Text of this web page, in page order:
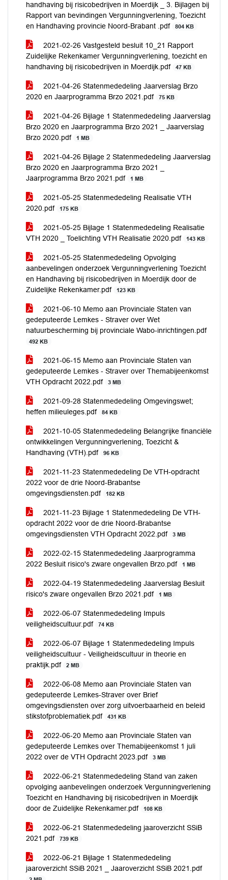
handhaving bij risicobedrijven in Moerdijk _ 3. Bijlagen bij
Rapport van bevindingen Vergunningverlening, Toezicht
en Handhaving provincie Noord-Brabant .pdf
804 KB
2021-02-26 Vastgesteld besluit 10_21 Rapport
Zuidelijke Rekenkamer Vergunningverlening, toezicht en
handhaving bij risicobedrijven in Moerdijk.pdf
47 KB
2021-04-26 Statenmededeling Jaarverslag Brzo
2020 en Jaarprogramma Brzo 2021.pdf
75 KB
2021-04-26 Bijlage 1 Statenmededeling Jaarverslag
Brzo 2020 en Jaarprogramma Brzo 2021 _ Jaarverslag
Brzo 2020.pdf
1 MB
2021-04-26 Bijlage 2 Statenmededeling Jaarverslag
Brzo 2020 en Jaarprogramma Brzo 2021 _
Jaarprogramma Brzo 2021.pdf
1 MB
2021-05-25 Statenmededeling Realisatie VTH
2020.pdf
175 KB
2021-05-25 Bijlage 1 Statenmededeling Realisatie
VTH 2020 _ Toelichting VTH Realisatie 2020.pdf
143 KB
2021-05-25 Statenmededeling Opvolging
aanbevelingen onderzoek Vergunningverlening Toezicht
en Handhaving bij risicobedrijven in Moerdijk door de
Zuidelijke Rekenkamer.pdf
123 KB
2021-06-10 Memo aan Provinciale Staten van
gedeputeerde Lemkes - Straver over Wet
natuurbescherming bij provinciale Wabo-inrichtingen.pdf
492 KB
2021-06-15 Memo aan Provinciale Staten van
gedeputeerde Lemkes - Straver over Themabijeenkomst
VTH Opdracht 2022.pdf
3 MB
2021-09-28 Statenmededeling Omgevingswet;
heffen milieuleges.pdf
84 KB
2021-10-05 Statenmededeling Belangrijke financiële
ontwikkelingen Vergunningverlening, Toezicht &
Handhaving (VTH).pdf
96 KB
2021-11-23 Statenmededeling De VTH-opdracht
2022 voor de drie Noord-Brabantse
omgevingsdiensten.pdf
182 KB
2021-11-23 Bijlage 1 Statenmededeling De VTH-
opdracht 2022 voor de drie Noord-Brabantse
omgevingsdiensten VTH Opdracht 2022.pdf
3 MB
2022-02-15 Statenmededeling Jaarprogramma
2022 Besluit risico's zware ongevallen Brzo.pdf
1 MB
2022-04-19 Statenmededeling Jaarverslag Besluit
risico's zware ongevallen Brzo 2021.pdf
1 MB
2022-06-07 Statenmededeling Impuls
veiligheidscultuur.pdf
74 KB
2022-06-07 Bijlage 1 Statenmededeling Impuls
veiligheidscultuur - Veiligheidscultuur in theorie en
praktijk.pdf
2 MB
2022-06-08 Memo aan Provinciale Staten van
gedeputeerde Lemkes-Straver over Brief
omgevingsdiensten over zorg uitvoerbaarheid en beleid
stikstofproblematiek.pdf
431 KB
2022-06-20 Memo aan Provinciale Staten van
gedeputeerde Lemkes over Themabijeenkomst 1 juli
2022 over de VTH Opdracht 2023.pdf
3 MB
2022-06-21 Statenmededeling Stand van zaken
opvolging aanbevelingen onderzoek Vergunningverlening
Toezicht en Handhaving bij risicobedrijven in Moerdijk
door de Zuidelijke Rekenkamer.pdf
108 KB
2022-06-21 Statenmededeling jaaroverzicht SSiB
2021.pdf
739 KB
2022-06-21 Bijlage 1 Statenmededeling
jaaroverzicht SSiB 2021 _ Jaaroverzicht SSiB 2021.pdf